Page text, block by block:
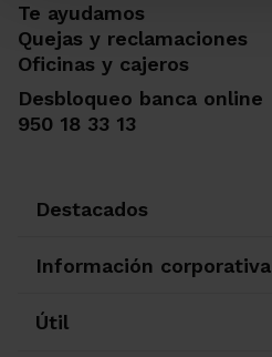
Te ayudamos
Quejas y reclamaciones
Oficinas y cajeros
Desbloqueo banca online
950 18 33 13
Destacados
Información corporativa
Útil